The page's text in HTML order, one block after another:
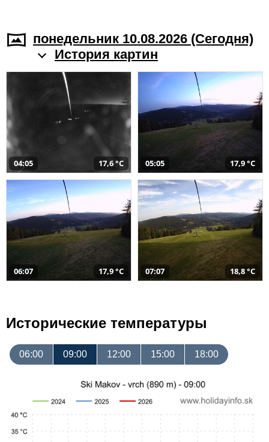
понедельник 10.08.2026 (Cегодня)
История картин
04:05 17,6 °C 05:05 17,9 °C
06:07 17,9 °C 07:07 18,8 °C
Исторические температуры
06:00 09:00 12:00 15:00 18:00